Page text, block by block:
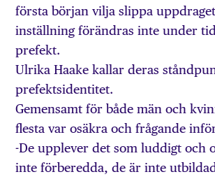
första början vilja slippa
inställning förändras inte under
prefekt.
Ulrika Haake kallar deras
prefektsidentitet.
Gemensamt för både män och
flesta var osäkra och frågande
-De upplever det som luddigt och
inte förberedda, de är inte